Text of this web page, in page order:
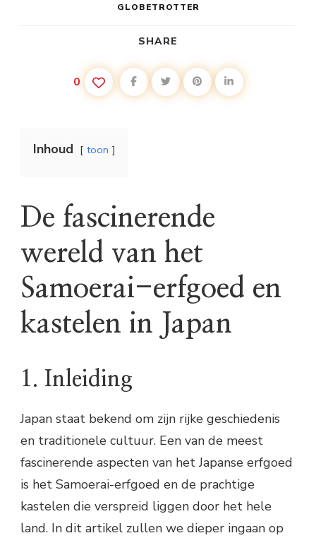
GLOBETROTTER
SHARE
0
Inhoud toon
De fascinerende
wereld van het
Samoerai-erfgoed en
kastelen in Japan
1. Inleiding
Japan staat bekend om zijn rijke geschiedenis
en traditionele cultuur. Een van de meest
fascinerende aspecten van het Japanse erfgoed
is het Samoerai-erfgoed en de prachtige
kastelen die verspreid liggen door het hele
land. In dit artikel zullen we dieper ingaan op